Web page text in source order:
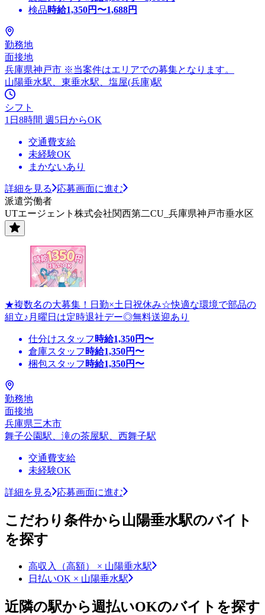
検品時給1,350円〜1,688円
勤務地
面接地
兵庫県神戸市 ※当案件はエリアでの募集となります。
山陽垂水駅、東垂水駅、塩屋(兵庫)駅
シフト
1日8時間 週5日からOK
交通費支給
未経験OK
まかないあり
詳細を見る
応募画面に進む
派遣労働者
UTエージェント株式会社関西第二CU_兵庫県神戸市垂水区
★複数名の大募集！日勤×土日祝休み☆快適な環境で部品の
組立♪月曜日は定時退社デー◎無料送迎あり
仕分けスタッフ 時給1,350円〜
倉庫スタッフ 時給1,350円〜
梱包スタッフ 時給1,350円〜
勤務地
面接地
兵庫県三木市
舞子公園駅、滝の茶屋駅、西舞子駅
交通費支給
未経験OK
詳細を見る 応募画面に進む
こだわり条件から山陽垂水駅のバイト
を探す
高収入（高額） × 山陽垂水駅
日払いOK × 山陽垂水駅
近隣の駅から週払いOKのバイトを探す